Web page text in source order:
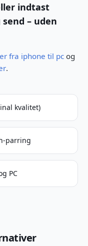
indtast
– uden
fra iphone til pcog
.
kvalitet)
parring
PC